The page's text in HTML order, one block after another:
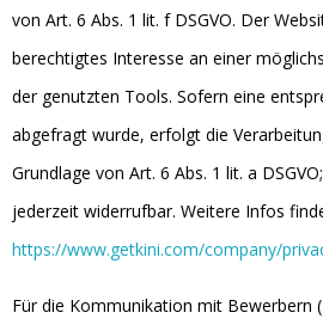
von Art. 6 Abs. 1 lit. f DSGVO. Der
berechtigtes Interesse an einer
der genutzten Tools. Sofern eine
abgefragt wurde, erfolgt die
Grundlage von Art. 6 Abs. 1 lit. a
jederzeit widerrufbar. Weitere Infos
https://www.getkini.com/company/
Für die Kommunikation mit Bewerbern